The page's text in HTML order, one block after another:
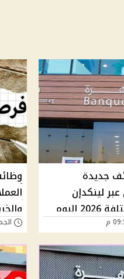
جديدة
لينكدإن
الجمعة 26/